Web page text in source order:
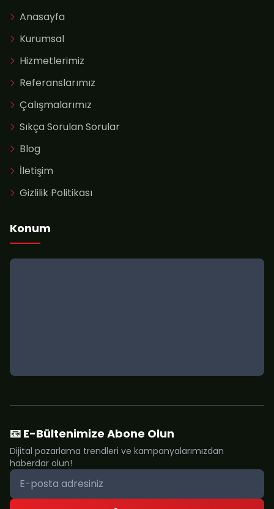
Anasayfa
Kurumsal
Hizmetlerimiz
Referanslarımız
Çalışmalarımız
Sıkça Sorulan Sorular
Blog
İletişim
Gizlilik Politikası
Konum
📧 E-Bültenimize Abone Olun
Dijital pazarlama trendleri ve kampanyalarımızdan
haberdar olun!